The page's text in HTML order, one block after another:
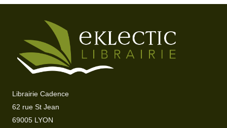
Librairie Cadence
62 rue St Jean
69005 LYON